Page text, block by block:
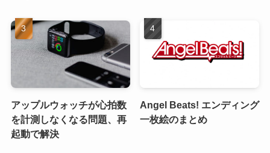
アップルウォッチが心拍数
を計測しなくなる問題、再
起動で解決
Angel Beats! エンディング
一枚絵のまとめ